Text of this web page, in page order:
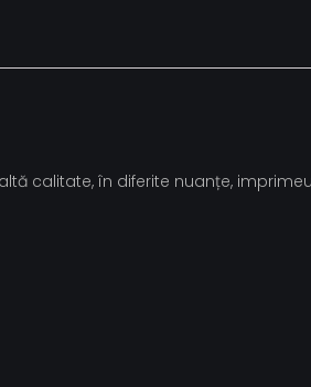
calitate, în diferite nuanțe,